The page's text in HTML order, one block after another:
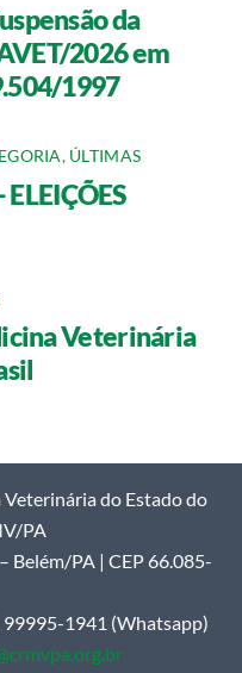
da
2026 em
1997
, ÚLTIMAS
Veterinária
do Estado do
PA
Belém/PA | CEP 66.085-
1941 (Whatsapp)